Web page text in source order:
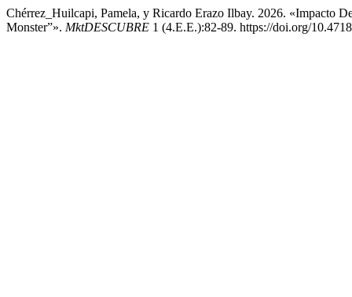
Chérrez_Huilcapi, Pamela, y Ricardo Erazo Ilbay. 2026. «Impacto
Monster”». MktDESCUBRE 1 (4.E.E.):82-89. https://doi.org/